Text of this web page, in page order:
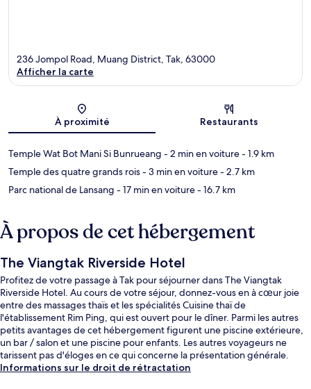
236 Jompol Road, Muang District, Tak, 63000
Afficher la carte
À proximité Restaurants
Temple Wat Bot Mani Si Bunrueang - 2 min en voiture- 1.9 km
Temple des quatre grands rois- 3 min en voiture- 2.7 km
Parc national de Lansang - 17 min en voiture- 16.7 km
À propos de cet hébergement
The Viangtak Riverside Hotel
Profitez de votre passage à Tak pour séjourner dans The Viangtak
Riverside Hotel. Au cours de votre séjour, donnez-vous en à cœur joie
entre des massages thaïs et les spécialités Cuisine thaï de
l'établissement Rim Ping, qui est ouvert pour le dîner. Parmi les autres
petits avantages de cet hébergement figurent une piscine extérieure,
un bar / salon et une piscine pour enfants. Les autres voyageurs ne
tarissent pas d'éloges en ce qui concerne la présentation générale.
Informations sur le droit de rétractation